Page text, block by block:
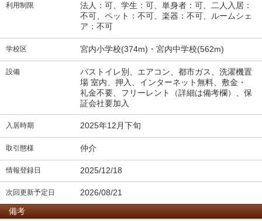
利用制限
法人：可、学生：可、単身者：可、二人入居：
不可、ペット：不可、楽器：不可、ルームシェ
ア：不可
学校区 宮内小学校(374m)・宮内中学校(562m)
設備
バストイレ別、エアコン、都市ガス、洗濯機置
場 室内、押入、インターネット無料、敷金・
礼金不要、フリーレント（詳細は備考欄）、保
証会社要加入
入居時期 2025年12月下旬
取引態様 仲介
情報登録日 2025/12/18
次回更新予定日
2026/08/21
備考